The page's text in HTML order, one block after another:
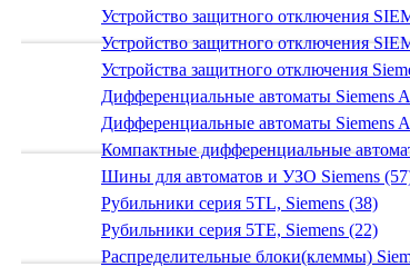
Устройство защитного отключения
Устройство защитного отключения
Устройства защитного отключения
Дифференциальные автоматы Siemens
Дифференциальные автоматы Siemens
Компактные дифференциальные
Шины для автоматов и УЗО Siemens
Рубильники серия 5TL, Siemens (38)
Рубильники серия 5TE, Siemens (22)
Распределительные блоки(клеммы)